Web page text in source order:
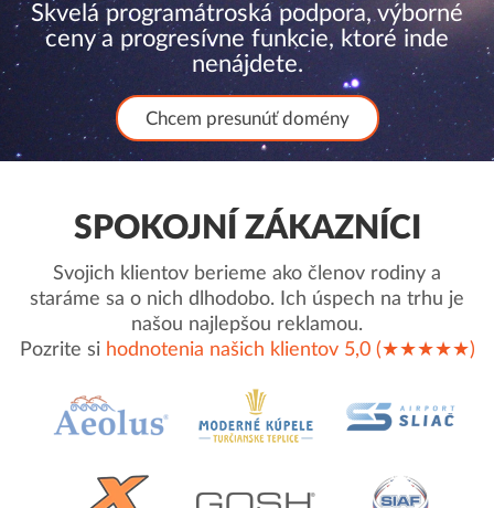
Skvelá programátroská podpora, výborné
ceny a progresívne funkcie, ktoré inde
nenájdete.
Chcem presunúť domény
SPOKOJNÍ ZÁKAZNÍCI
Svojich klientov berieme ako členov rodiny a
staráme sa o nich dlhodobo. Ich úspech na trhu je
našou najlepšou reklamou.
Pozrite si hodnotenia našich klientov 5,0 (★★★★★)